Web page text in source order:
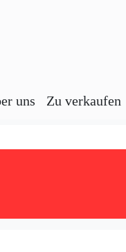
uns Zu verkaufen